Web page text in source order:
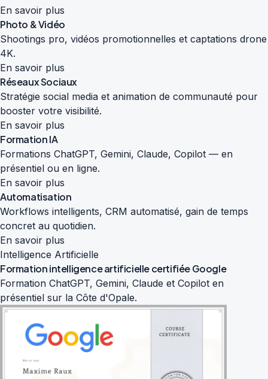
En savoir plus
Photo & Vidéo
Shootings pro, vidéos promotionnelles et captations drone
4K.
En savoir plus
Réseaux Sociaux
Stratégie social media et animation de communauté pour
booster votre visibilité.
En savoir plus
Formation IA
Formations ChatGPT, Gemini, Claude, Copilot — en
présentiel ou en ligne.
En savoir plus
Automatisation
Workflows intelligents, CRM automatisé, gain de temps
concret au quotidien.
En savoir plus
Intelligence Artificielle
Formation intelligence artificiellecertifiée Google
Formation ChatGPT, Gemini, Claude et Copilot en
présentiel sur la Côte d'Opale.